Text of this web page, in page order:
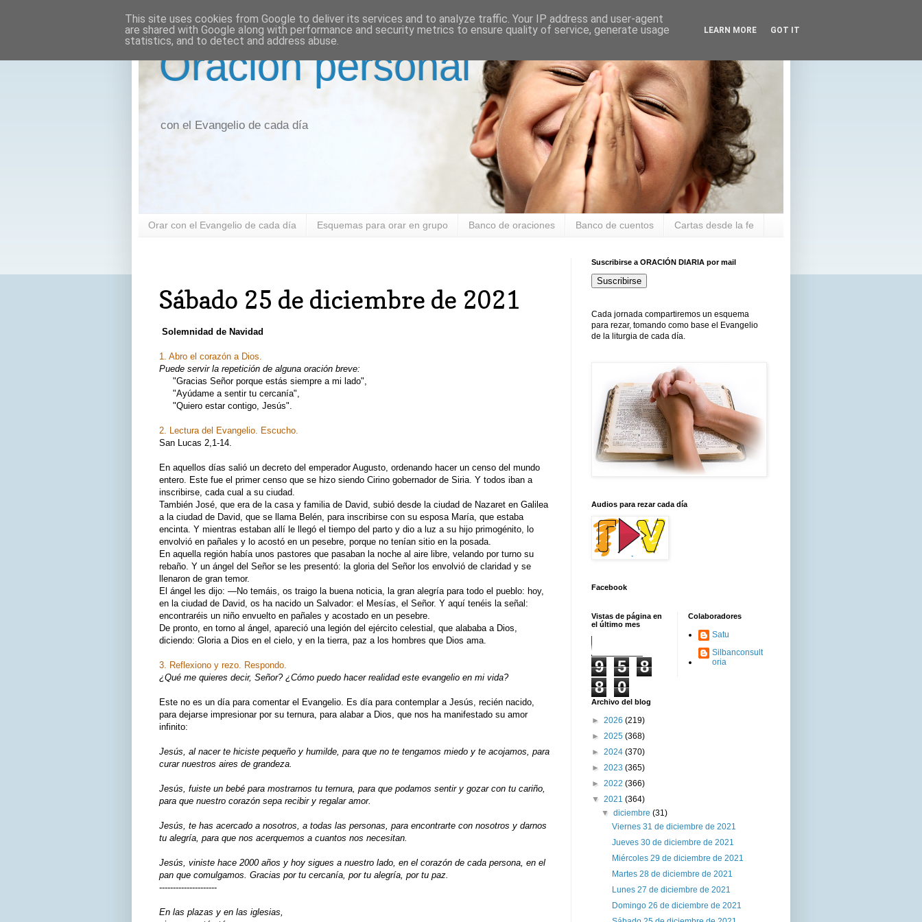
Oración personal
con el Evangelio de cada día
Orar con el Evangelio de cada día Esquemas para orar en grupo Banco de oraciones Banco de cuentos Cartas desde la fe
Sábado 25 de diciembre de 2021
Solemnidad de Navidad
1. Abro el corazón a Dios.
Puede servir la repetición de alguna oración breve:
"Gracias Señor porque estás siempre a mi lado",
"Ayúdame a sentir tu cercanía",
"Quiero estar contigo, Jesús".
2. Lectura del Evangelio. Escucho.
San Lucas 2,1-14.
En aquellos días salió un decreto del emperador Augusto, ordenando hacer un censo del mundo
entero. Este fue el primer censo que se hizo siendo Cirino gobernador de Siria. Y todos iban a
inscribirse, cada cual a su ciudad.
También José, que era de la casa y familia de David, subió desde la ciudad de Nazaret en Galilea
a la ciudad de David, que se llama Belén, para inscribirse con su esposa María, que estaba
encinta. Y mientras estaban allí le llegó el tiempo del parto y dio a luz a su hijo primogénito, lo
envolvió en pañales y lo acostó en un pesebre, porque no tenían sitio en la posada.
En aquella región había unos pastores que pasaban la noche al aire libre, velando por turno su
rebaño. Y un ángel del Señor se les presentó: la gloria del Señor los envolvió de claridad y se
llenaron de gran temor.
El ángel les dijo: —No temáis, os traigo la buena noticia, la gran alegría para todo el pueblo: hoy,
en la ciudad de David, os ha nacido un Salvador: el Mesías, el Señor. Y aquí tenéis la señal:
encontraréis un niño envuelto en pañales y acostado en un pesebre.
De pronto, en torno al ángel, apareció una legión del ejército celestial, que alababa a Dios,
diciendo: Gloria a Dios en el cielo, y en la tierra, paz a los hombres que Dios ama.
3. Reflexiono y rezo. Respondo.
¿Qué me quieres decir, Señor? ¿Cómo puedo hacer realidad este evangelio en mi vida?
Este no es un día para comentar el Evangelio. Es día para contemplar a Jesús, recién nacido,
para dejarse impresionar por su ternura, para alabar a Dios, que nos ha manifestado su amor
infinito:
Jesús, al nacer te hiciste pequeño y humilde, para que no te tengamos miedo y te acojamos, para
curar nuestros aires de grandeza.
Jesús, fuiste un bebé para mostrarnos tu ternura, para que podamos sentir y gozar con tu cariño,
para que nuestro corazón sepa recibir y regalar amor.
Jesús, te has acercado a nosotros, a todas las personas, para encontrarte con nosotros y darnos
tu alegría, para que nos acerquemos a cuantos nos necesitan.
Jesús, viniste hace 2000 años y hoy sigues a nuestro lado, en el corazón de cada persona, en el
pan que comulgamos. Gracias por tu cercanía, por tu alegría, por tu paz.
---------------------
En las plazas y en las iglesias,
Suscribirse a ORACIÓN DIARIA por mail
Suscribirse
Cada jornada compartiremos un esquema
para rezar, tomando como base el Evangelio
de la liturgia de cada día.
Audios para rezar cada día
Facebook
Vistas de página en
el último mes
9 5
8
8
0
Colaboradores
Satu
Silbanconsult
oria
Archivo del blog
► 2026 (219)
► 2025 (368)
► 2024 (370)
► 2023 (365)
► 2022 (366)
▼ 2021 (364)
▼diciembre(31)
Viernes 31 de diciembre de 2021
Jueves 30 de diciembre de 2021
Miércoles 29 de diciembre de 2021
Martes 28 de diciembre de 2021
Lunes 27 de diciembre de 2021
Domingo 26 de diciembre de 2021
This site uses cookies from Google to deliver its services and to analyze traffic. Your IP address and user-agent
are shared with Google along with performance and security metrics to ensure quality of service, generate usage
statistics, and to detect and address abuse.
LEARN MORE GOT IT